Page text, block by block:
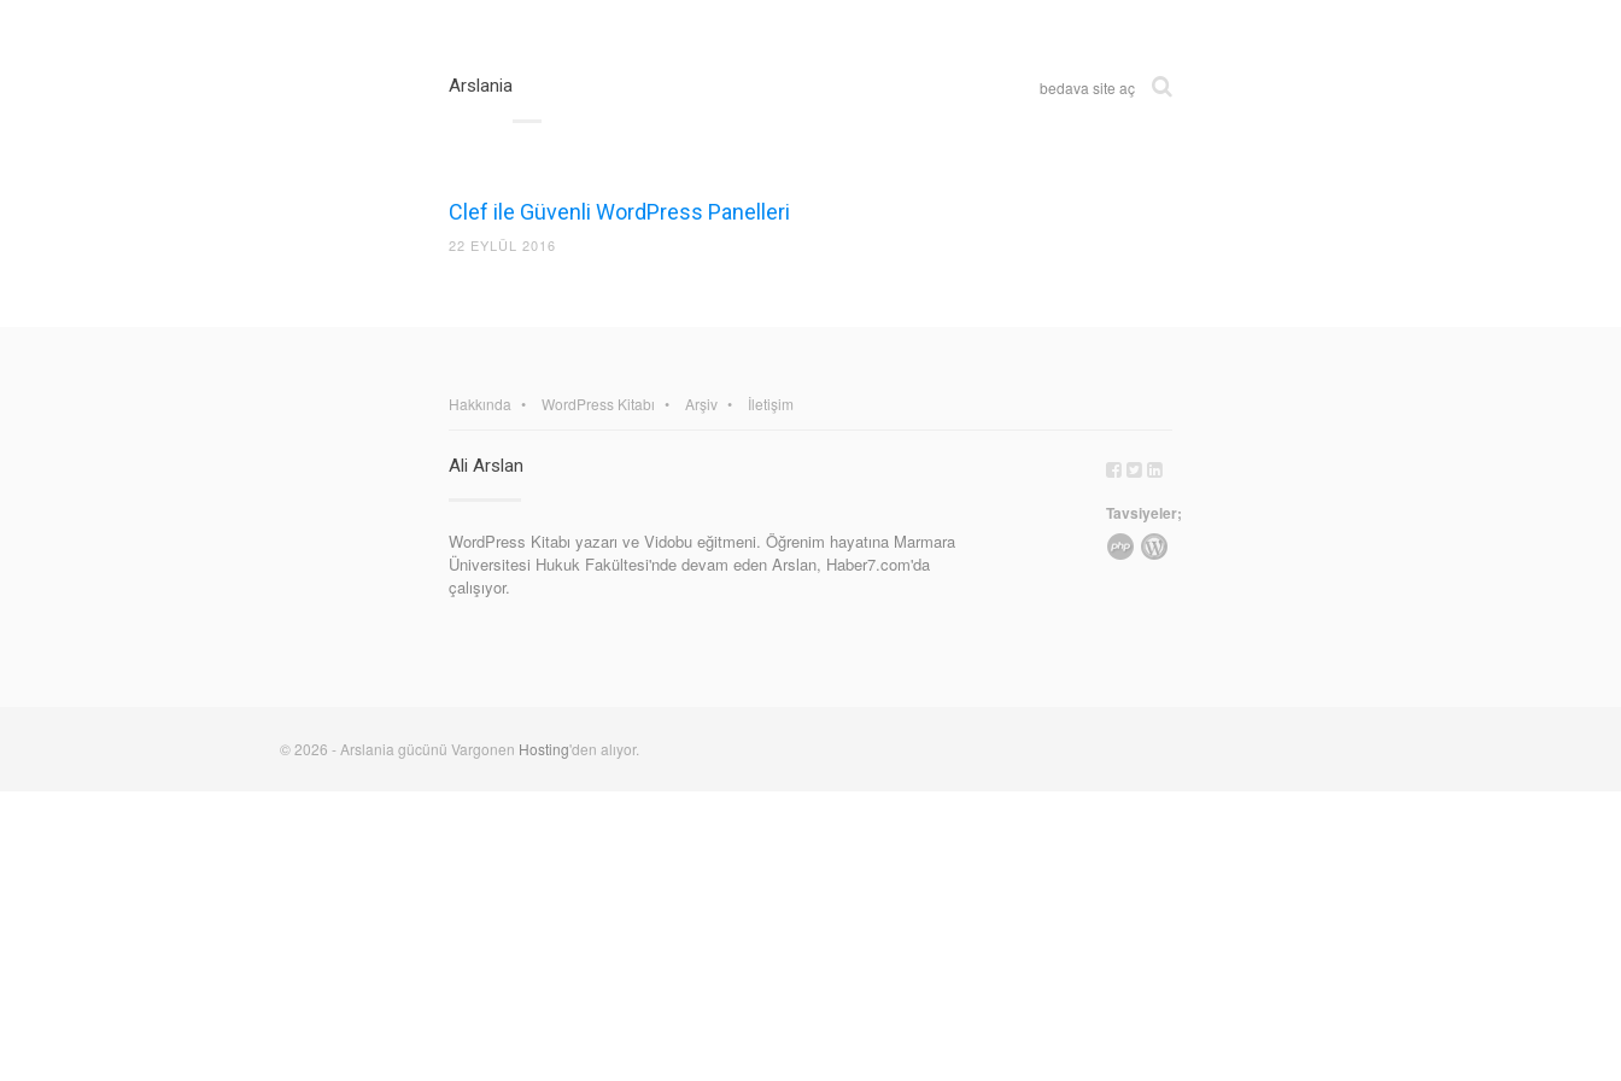
Arslania bedava site aç
Clef ile Güvenli WordPress Panelleri
22 EYLÜL 2016
Hakkında WordPress Kitabı Arşiv İletişim
Ali Arslan
WordPress Kitabı yazarı ve Vidobu eğitmeni. Öğrenim hayatına Marmara
Üniversitesi Hukuk Fakültesi'nde devam eden Arslan, Haber7.com'da
çalışıyor.
Tavsiyeler;
© 2026 - Arslania gücünü Vargonen Hosting'den alıyor.